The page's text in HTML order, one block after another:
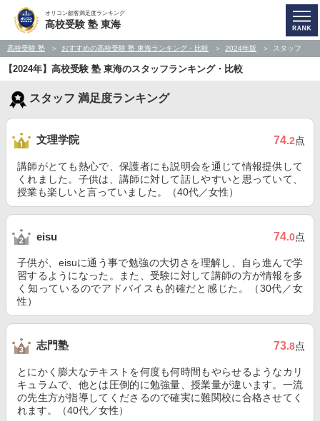
オリコン顧客満足度ランキング
高校受験 塾 東海
高校受験 塾 おすすめの高校受験 塾 東海ランキング・比較 2024年版 スタッフ
【2024年】高校受験 塾 東海のスタッフランキング・比較
スタッフ 満足度ランキング
文理学院 74.2点
講師がとても熱心で、保護者にも説明会を通じて情報提供して
くれました。子供は、講師に対して話しやすいと思っていて、
授業も楽しいと言っていました。（40代／女性）
eisu 74.0点
子供が、eisuに通う事で勉強の大切さを理解し、自ら進んで学
習するようになった。また、受験に対して講師の方が情報を多
く知っているのでアドバイスも的確だと感じた。（30代／女
性）
志門塾 73.8点
とにかく膨大なテキストを何度も何時間もやらせるようなカリ
キュラムで、他とは圧倒的に勉強量、授業量が違います。一流
の先生方が指導してくださるので確実に難関校に合格させてく
れます。（40代／女性）